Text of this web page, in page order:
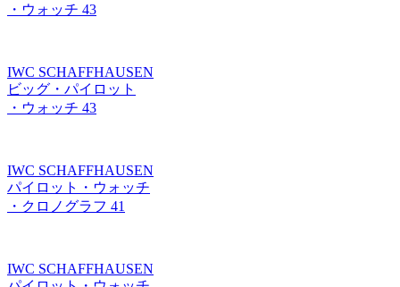
・ウォッチ 43
IWC SCHAFFHAUSEN
ビッグ・パイロット
・ウォッチ 43
IWC SCHAFFHAUSEN
パイロット・ウォッチ
・クロノグラフ 41
IWC SCHAFFHAUSEN